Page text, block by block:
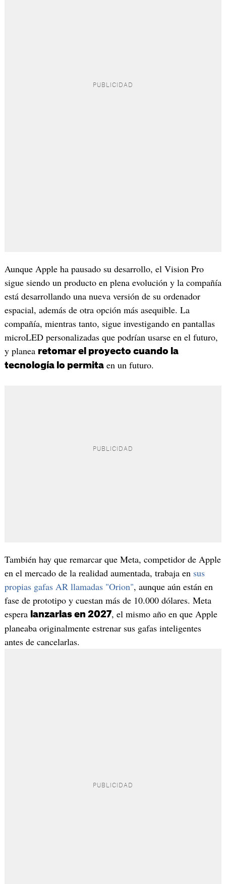
Aunque Apple ha pausado su desarrollo, el Vision Pro
sigue siendo un producto en plena evolución y la compañía
está desarrollando una nueva versión de su ordenador
espacial, además de otra opción más asequible. La
compañía, mientras tanto, sigue investigando en pantallas
microLED personalizadas que podrían usarse en el futuro,
y planea retomar el proyecto cuando la
tecnología lo permitaen un futuro.
También hay que remarcar que Meta, competidor de Apple
en el mercado de la realidad aumentada, trabaja en sus
propias gafas AR llamadas "Orion", aunque aún están en
fase de prototipo y cuestan más de 10.000 dólares. Meta
espera lanzarlas en 2027, el mismo año en que Apple
planeaba originalmente estrenar sus gafas inteligentes
antes de cancelarlas.